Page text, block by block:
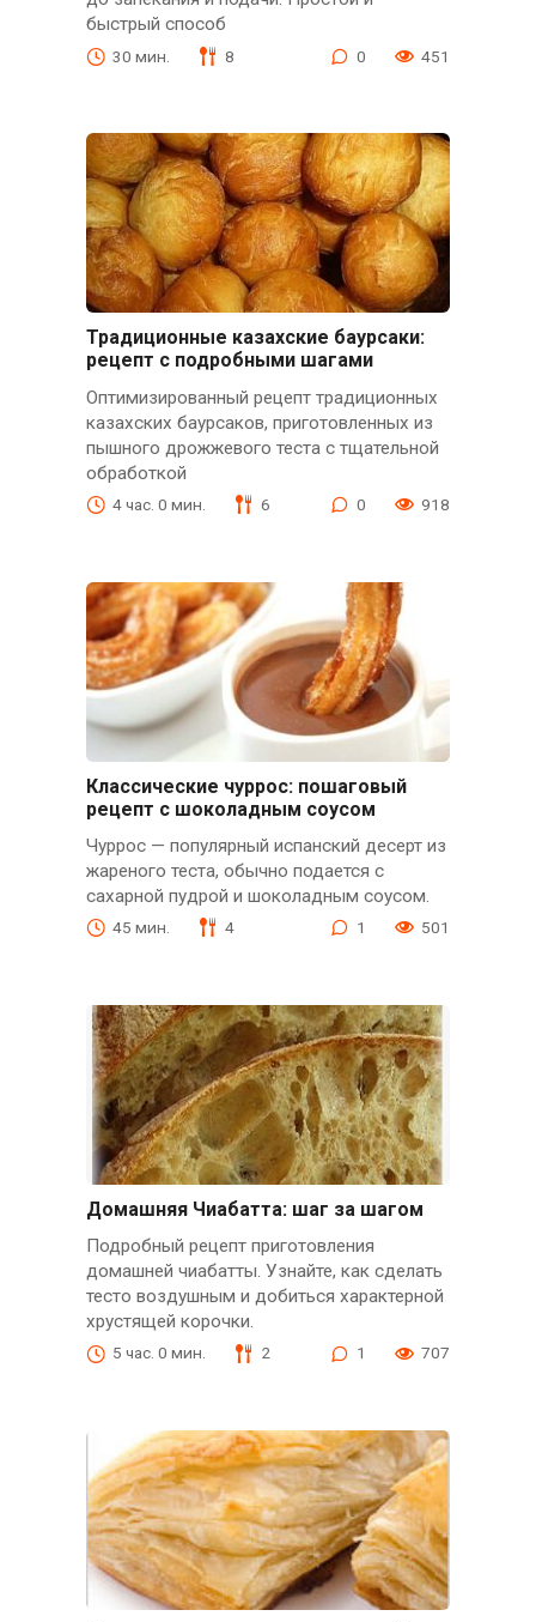
быстрый способ
30 мин. 8 0 451
Традиционные казахские баурсаки:
рецепт с подробными шагами
Оптимизированный рецепт традиционных
казахских баурсаков, приготовленных из
пышного дрожжевого теста с тщательной
обработкой
4 час. 0 мин. 6 0 918
Классические чуррос: пошаговый
рецепт с шоколадным соусом
Чуррос — популярный испанский десерт из
жареного теста, обычно подается с
сахарной пудрой и шоколадным соусом.
45 мин. 4 1 501
Домашняя Чиабатта: шаг за шагом
Подробный рецепт приготовления
домашней чиабатты. Узнайте, как сделать
тесто воздушным и добиться характерной
хрустящей корочки.
5 час. 0 мин. 2 1 707